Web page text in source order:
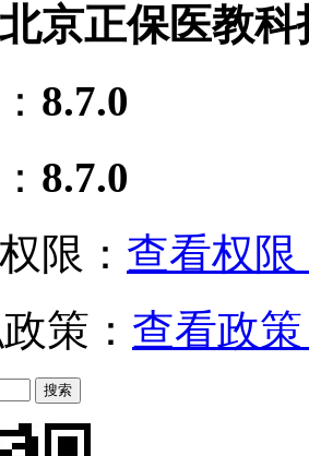
北京正保医教
8.7.0
8.7.0
限： 查看权限
策： 查看政